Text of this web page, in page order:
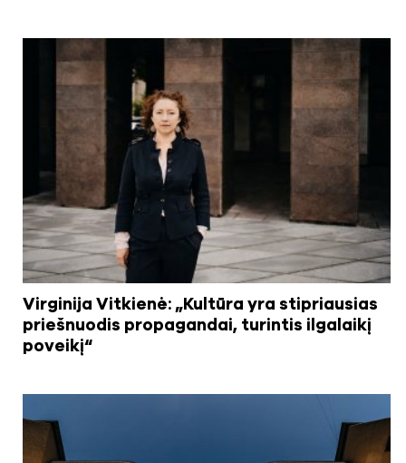
Virginija Vitkienė: „Kultūra yra stipriausias
priešnuodis propagandai, turintis ilgalaikį
poveikį“